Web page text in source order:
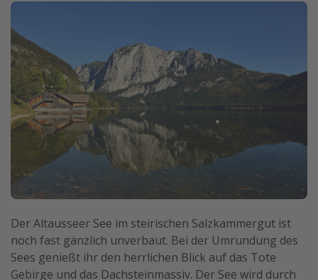
Der Altausseer See im steirischen Salzkammergut ist
noch fast gänzlich unverbaut. Bei der Umrundung des
Sees genießt ihr den herrlichen Blick auf das Tote
Gebirge und das Dachsteinmassiv. Der See wird durch